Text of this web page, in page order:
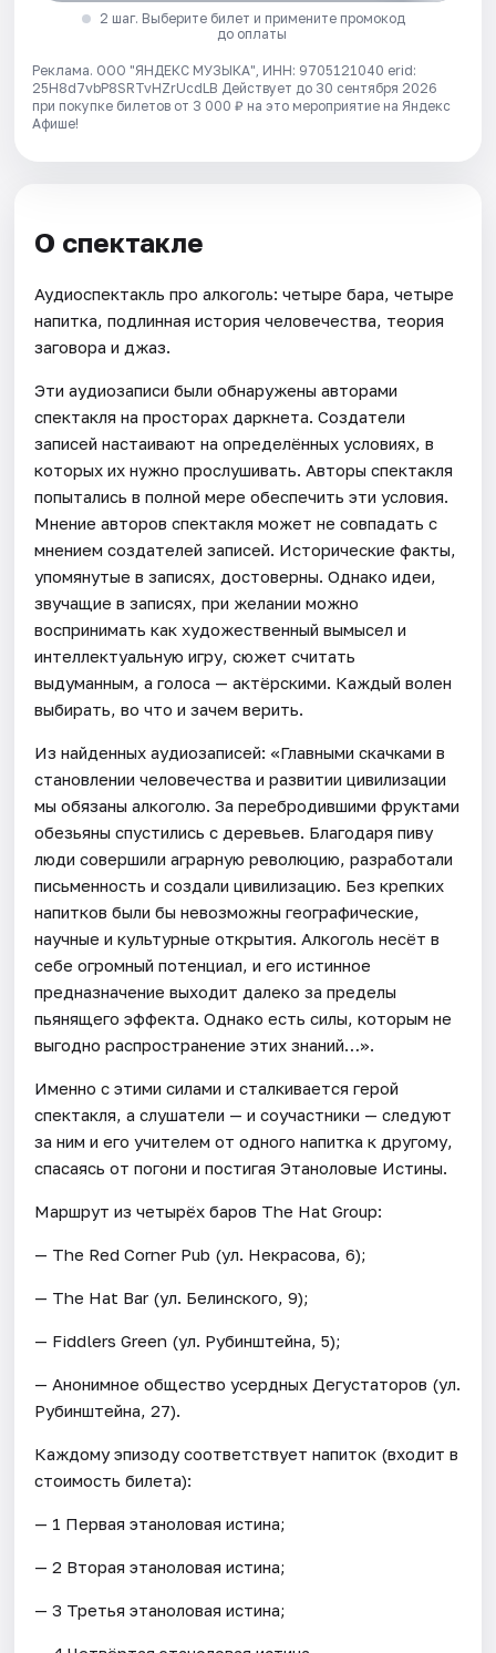
2 шаг. Выберите билет и примените промокод
до оплаты
Реклама. ООО "ЯНДЕКС МУЗЫКА", ИНН: 9705121040 erid:
25H8d7vbP8SRTvHZrUcdLB Действует до 30 сентября 2026
при покупке билетов от 3 000 ₽ на это мероприятие на Яндекс
Афише!
О спектакле
Аудиоспектакль про алкоголь: четыре бара, четыре
напитка, подлинная история человечества, теория
заговора и джаз.
Эти аудиозаписи были обнаружены авторами
спектакля на просторах даркнета. Создатели
записей настаивают на определённых условиях, в
которых их нужно прослушивать. Авторы спектакля
попытались в полной мере обеспечить эти условия.
Мнение авторов спектакля может не совпадать с
мнением создателей записей. Исторические факты,
упомянутые в записях, достоверны. Однако идеи,
звучащие в записях, при желании можно
воспринимать как художественный вымысел и
интеллектуальную игру, сюжет считать
выдуманным, а голоса — актёрскими. Каждый волен
выбирать, во что и зачем верить.
Из найденных аудиозаписей: «Главными скачками в
становлении человечества и развитии цивилизации
мы обязаны алкоголю. За перебродившими фруктами
обезьяны спустились с деревьев. Благодаря пиву
люди совершили аграрную революцию, разработали
письменность и создали цивилизацию. Без крепких
напитков были бы невозможны географические,
научные и культурные открытия. Алкоголь несёт в
себе огромный потенциал, и его истинное
предназначение выходит далеко за пределы
пьянящего эффекта. Однако есть силы, которым не
выгодно распространение этих знаний…».
Именно с этими силами и сталкивается герой
спектакля, а слушатели — и соучастники — следуют
за ним и его учителем от одного напитка к другому,
спасаясь от погони и постигая Этаноловые Истины.
Маршрут из четырёх баров The Hat Group:
— The Red Corner Pub (ул. Некрасова, 6);
— The Hat Bar (ул. Белинского, 9);
— Fiddlers Green (ул. Рубинштейна, 5);
— Анонимное общество усердных Дегустаторов (ул.
Рубинштейна, 27).
Каждому эпизоду соответствует напиток (входит в
стоимость билета):
— 1 Первая этаноловая истина;
— 2 Вторая этаноловая истина;
— 3 Третья этаноловая истина;